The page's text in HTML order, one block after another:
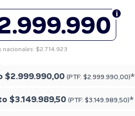
nacionales: $2.714.923
$2.999.990,00 (PTF: $2.999.990,00)*
$3.149.989,50 (PTF: $3.149.989,50)*